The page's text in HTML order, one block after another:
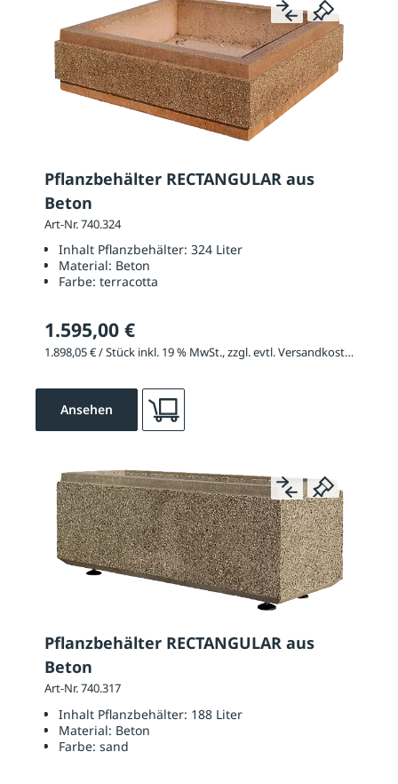
Pflanzbehälter RECTANGULAR aus
Beton
Art-Nr. 740.324
Inhalt Pflanzbehälter: 324 Liter
Material: Beton
Farbe: terracotta
1.595,00 €
1.898,05 € / Stück inkl. 19 % MwSt., zzgl. evtl. Versandkosten
Ansehen
Pflanzbehälter RECTANGULAR aus
Beton
Art-Nr. 740.317
Inhalt Pflanzbehälter: 188 Liter
Material: Beton
Farbe: sand